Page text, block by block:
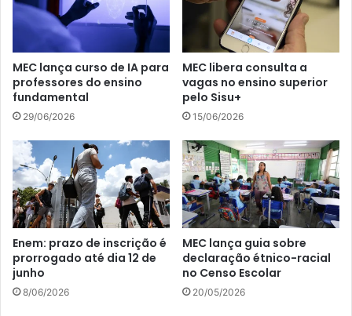
MEC lança curso de IA para
professores do ensino
fundamental
29/06/2026
MEC libera consulta a
vagas no ensino superior
pelo Sisu+
15/06/2026
Enem: prazo de inscrição é
prorrogado até dia 12 de
junho
8/06/2026
MEC lança guia sobre
declaração étnico-racial
no Censo Escolar
20/05/2026